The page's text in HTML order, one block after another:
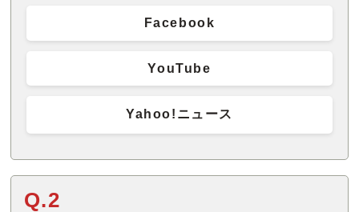
Facebook
YouTube
Yahoo!ニュース
Q.2